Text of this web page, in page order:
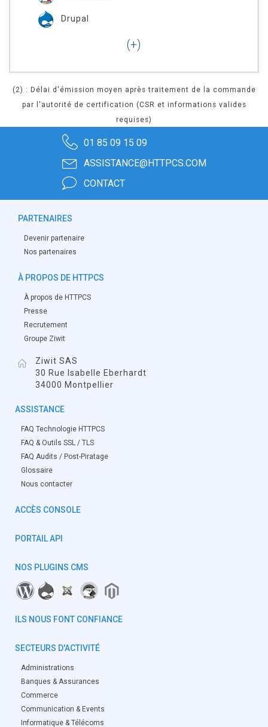
Drupal
(2) : Délai d'émission moyen après traitement de la commande
par l'autorité de certification (CSR et informations valides
requises)
01 85 09 15 09
ASSISTANCE@HTTPCS.COM
CONTACT
PARTENAIRES
Devenir partenaire
Nos partenaires
À PROPOS DE HTTPCS
À propos de HTTPCS
Presse
Recrutement
Groupe Ziwit
Ziwit SAS
30 Rue Isabelle Eberhardt
34000 Montpellier
ASSISTANCE
FAQ Technologie HTTPCS
FAQ & Outils SSL / TLS
FAQ Audits / Post-Piratage
Glossaire
Nous contacter
ACCÈS CONSOLE
PORTAIL API
NOS PLUGINS CMS
ILS NOUS FONT CONFIANCE
SECTEURS D'ACTIVITÉ
Administrations
Banques & Assurances
Commerce
Communication & Events
Informatique & Télécoms